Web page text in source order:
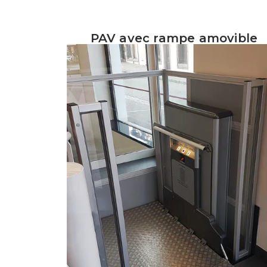
PAV avec rampe amovible